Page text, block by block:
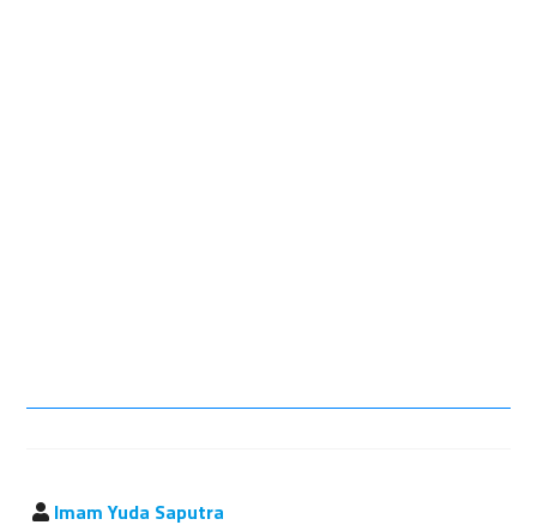
Imam Yuda Saputra